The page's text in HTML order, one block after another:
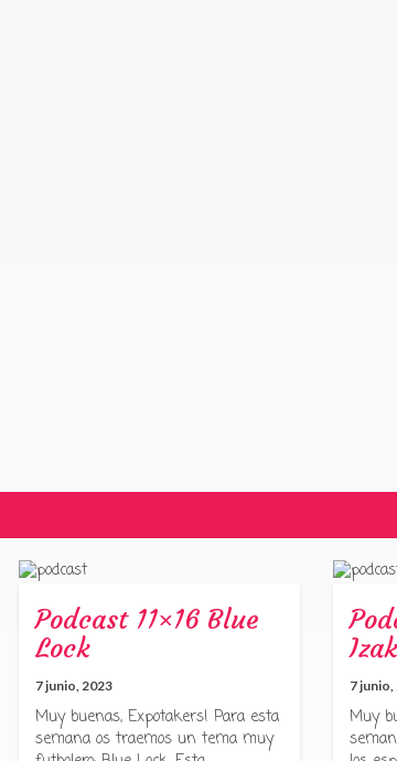
Podcast 11×16 Blue
Lock
7 junio, 2023
Muy buenas, Expotakers! Para esta
semana os traemos un tema muy
7 junio,
Muy